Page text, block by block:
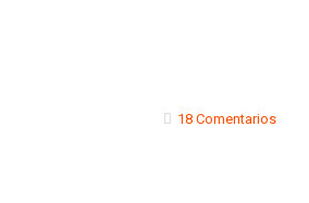
18 Comentarios